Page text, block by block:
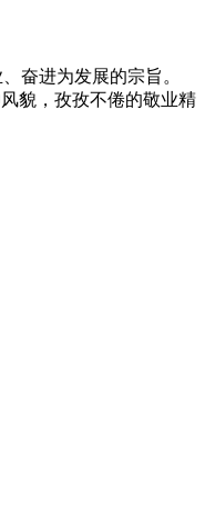
奋进为发展的宗旨。
貌，孜孜不倦的敬业精